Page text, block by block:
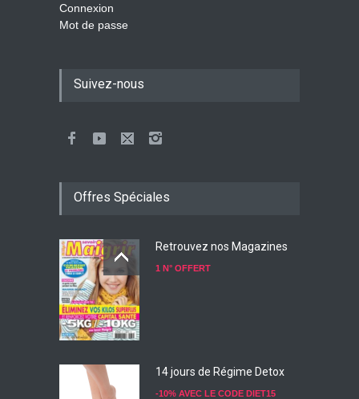
Connexion
Mot de passe
Suivez-nous
Offres Spéciales
Retrouvez nos Magazines
1 N° OFFERT
14 jours de Régime Detox
-10% AVEC LE CODE DIET15